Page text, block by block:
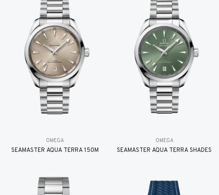
OMEGA
SEAMASTER AQUA TERRA 150M
OMEGA
SEAMASTER AQUA TERRA SHADES